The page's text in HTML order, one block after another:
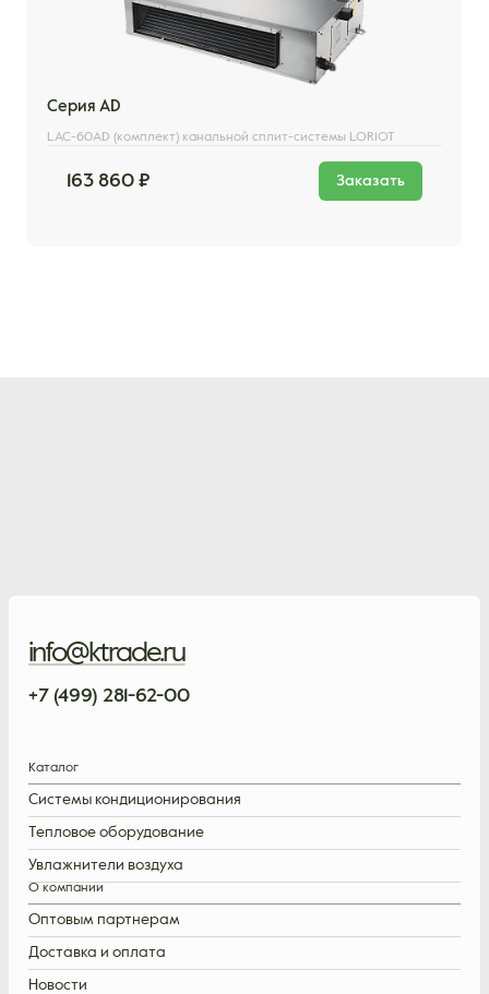
Серия AD
LAC-60AD (комплект) канальной сплит-системы LORIOT
163 860 ₽ Заказать
info@ktrade.ru
+7 (499) 281-62-00
Каталог
Системы кондиционирования
Тепловое оборудование
Увлажнители воздуха
О компании
Оптовым партнерам
Доставка и оплата
Новости